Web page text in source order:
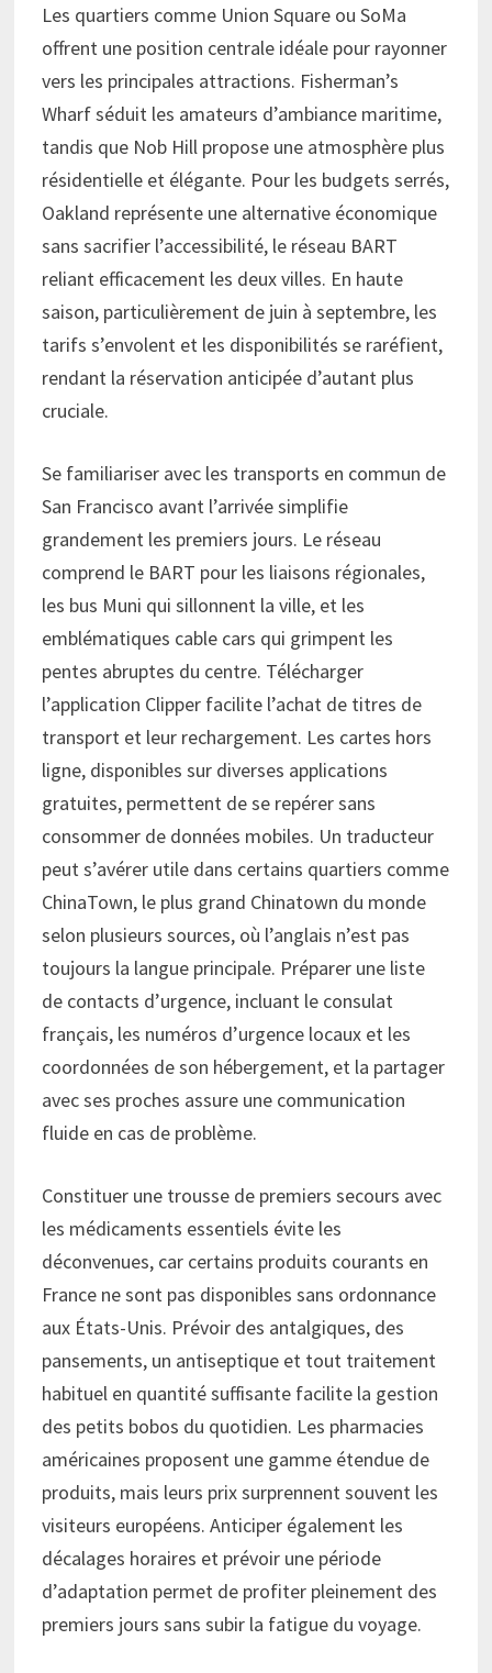
Les quartiers comme Union Square ou SoMa
offrent une position centrale idéale pour rayonner
vers les principales attractions. Fisherman’s
Wharf séduit les amateurs d’ambiance maritime,
tandis que Nob Hill propose une atmosphère plus
résidentielle et élégante. Pour les budgets serrés,
Oakland représente une alternative économique
sans sacrifier l’accessibilité, le réseau BART
reliant efficacement les deux villes. En haute
saison, particulièrement de juin à septembre, les
tarifs s’envolent et les disponibilités se raréfient,
rendant la réservation anticipée d’autant plus
cruciale.
Se familiariser avec les transports en commun de
San Francisco avant l’arrivée simplifie
grandement les premiers jours. Le réseau
comprend le BART pour les liaisons régionales,
les bus Muni qui sillonnent la ville, et les
emblématiques cable cars qui grimpent les
pentes abruptes du centre. Télécharger
l’application Clipper facilite l’achat de titres de
transport et leur rechargement. Les cartes hors
ligne, disponibles sur diverses applications
gratuites, permettent de se repérer sans
consommer de données mobiles. Un traducteur
peut s’avérer utile dans certains quartiers comme
ChinaTown, le plus grand Chinatown du monde
selon plusieurs sources, où l’anglais n’est pas
toujours la langue principale. Préparer une liste
de contacts d’urgence, incluant le consulat
français, les numéros d’urgence locaux et les
coordonnées de son hébergement, et la partager
avec ses proches assure une communication
fluide en cas de problème.
Constituer une trousse de premiers secours avec
les médicaments essentiels évite les
déconvenues, car certains produits courants en
France ne sont pas disponibles sans ordonnance
aux États-Unis. Prévoir des antalgiques, des
pansements, un antiseptique et tout traitement
habituel en quantité suffisante facilite la gestion
des petits bobos du quotidien. Les pharmacies
américaines proposent une gamme étendue de
produits, mais leurs prix surprennent souvent les
visiteurs européens. Anticiper également les
décalages horaires et prévoir une période
d’adaptation permet de profiter pleinement des
premiers jours sans subir la fatigue du voyage.